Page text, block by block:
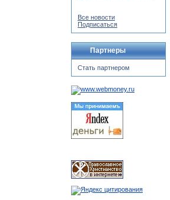
Все новости
Подписаться
Партнеры
Стать партнером